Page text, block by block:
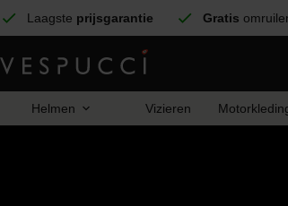
Laagste prijsgarantie Gratis
Helmen Vizieren